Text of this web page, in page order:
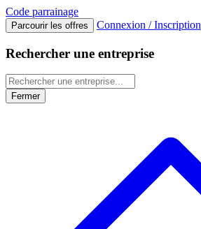
Code parrainage
Parcourir les offres Connexion / Inscription
Rechercher une entreprise
Fermer